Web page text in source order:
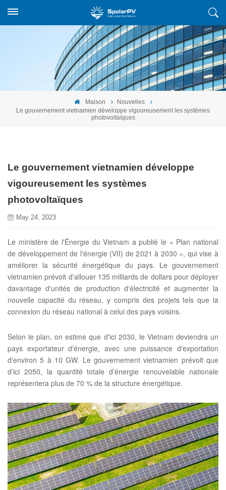
Maison
Nouvelles
Le gouvernement vietnamien développe vigoureusement les systèmes
photovoltaïques
Le gouvernement vietnamien développe
vigoureusement les systèmes
photovoltaïques
May 24, 2023
Le ministère de l'Énergie du Vietnam a publié le « Plan national
de développement de l'énergie (VII) de 2021 à 2030 », qui vise à
améliorer la sécurité énergétique du pays. Le gouvernement
vietnamien prévoit d'allouer 135 milliards de dollars pour déployer
davantage d'unités de production d'électricité et augmenter la
nouvelle capacité du réseau, y compris des projets tels que la
connexion du réseau national à celui des pays voisins.
Selon le plan, on estime que d'ici 2030, le Vietnam deviendra un
pays exportateur d'énergie, avec une puissance d'exportation
d'environ 5 à 10 GW. Le gouvernement vietnamien prévoit que
d’ici 2050, la quantité totale d’énergie renouvelable nationale
représentera plus de 70 % de la structure énergétique.